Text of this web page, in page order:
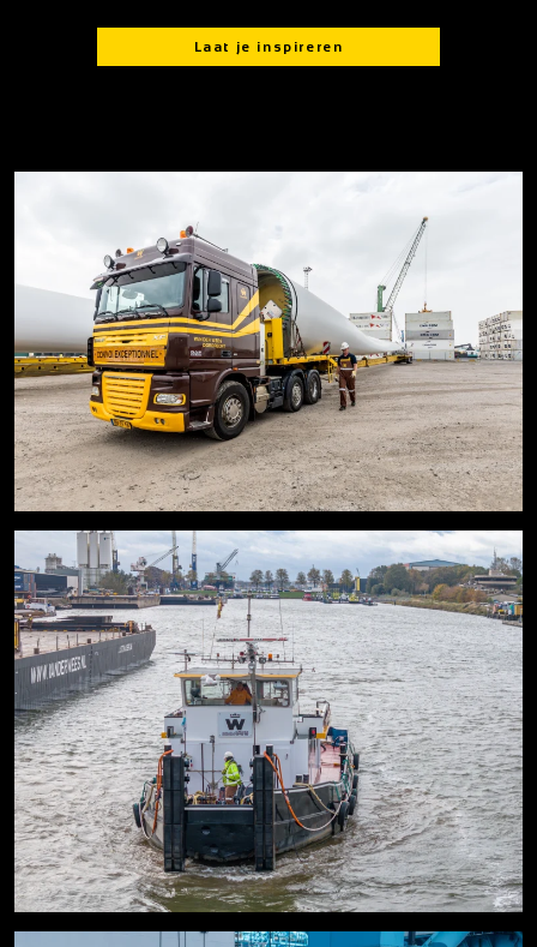
Laat je inspireren